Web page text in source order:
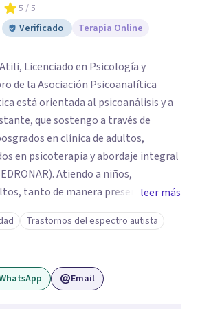
5 / 5
Verificado
Terapia Online
Licenciado en Psicología y
de la Asociación Psicoanalítica
está orientada al psicoanálisis y a
que sostengo a través de
en clínica de adultos,
en psicoterapia y abordaje integral
Atiendo a niños,
tanto de manera presencial
con distintas problemáticas como
pánico, adicciones, trastornos
del espectro autista (TEA) y
generan malestar. Entiendo que
una historia única, por eso el
leer más
Trastornos del espectro autista
Email